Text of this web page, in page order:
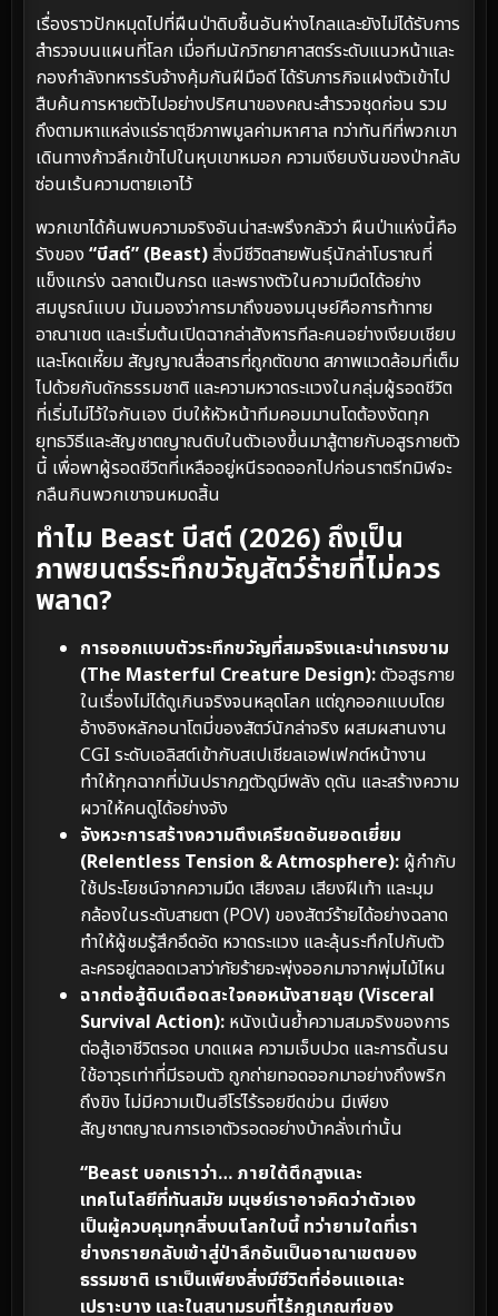
เรื่องราวปักหมุดไปที่ผืนป่าดิบชื้นอันห่างไกลและยังไม่ได้รับการ
สำรวจบนแผนที่โลก เมื่อทีมนักวิทยาศาสตร์ระดับแนวหน้าและ
กองกำลังทหารรับจ้างคุ้มกันฝีมือดี ได้รับภารกิจแฝงตัวเข้าไป
สืบค้นการหายตัวไปอย่างปริศนาของคณะสำรวจชุดก่อน รวม
ถึงตามหาแหล่งแร่ธาตุชีวภาพมูลค่ามหาศาล ทว่าทันทีที่พวกเขา
เดินทางก้าวลึกเข้าไปในหุบเขาหมอก ความเงียบงันของป่ากลับ
ซ่อนเร้นความตายเอาไว้
พวกเขาได้ค้นพบความจริงอันน่าสะพรึงกลัวว่า ผืนป่าแห่งนี้คือ
รังของ “บีสต์” (Beast)สิ่งมีชีวิตสายพันธุ์นักล่าโบราณที่
แข็งแกร่ง ฉลาดเป็นกรด และพรางตัวในความมืดได้อย่าง
สมบูรณ์แบบ มันมองว่าการมาถึงของมนุษย์คือการท้าทาย
อาณาเขต และเริ่มต้นเปิดฉากล่าสังหารทีละคนอย่างเงียบเชียบ
และโหดเหี้ยม สัญญาณสื่อสารที่ถูกตัดขาด สภาพแวดล้อมที่เต็ม
ไปด้วยกับดักธรรมชาติ และความหวาดระแวงในกลุ่มผู้รอดชีวิต
ที่เริ่มไม่ไว้ใจกันเอง บีบให้หัวหน้าทีมคอมมานโดต้องงัดทุก
ยุทธวิธีและสัญชาตญาณดิบในตัวเองขึ้นมาสู้ตายกับอสูรกายตัว
นี้ เพื่อพาผู้รอดชีวิตที่เหลืออยู่หนีรอดออกไปก่อนราตรีทมิฬจะ
กลืนกินพวกเขาจนหมดสิ้น
ทำไม Beast บีสต์ (2026) ถึงเป็น
ภาพยนตร์ระทึกขวัญสัตว์ร้ายที่ไม่ควร
พลาด?
การออกแบบตัวระทึกขวัญที่สมจริงและน่าเกรงขาม
(The Masterful Creature Design):ตัวอสูรกาย
ในเรื่องไม่ได้ดูเกินจริงจนหลุดโลก แต่ถูกออกแบบโดย
อ้างอิงหลักอนาโตมี่ของสัตว์นักล่าจริง ผสมผสานงาน
CGI ระดับเอลิสต์เข้ากับสเปเชียลเอฟเฟกต์หน้างาน
ทำให้ทุกฉากที่มันปรากฏตัวดูมีพลัง ดุดัน และสร้างความ
ผวาให้คนดูได้อย่างจัง
จังหวะการสร้างความตึงเครียดอันยอดเยี่ยม
(Relentless Tension & Atmosphere): ผู้กำกับ
ใช้ประโยชน์จากความมืด เสียงลม เสียงฝีเท้า และมุม
กล้องในระดับสายตา (POV) ของสัตว์ร้ายได้อย่างฉลาด
ทำให้ผู้ชมรู้สึกอึดอัด หวาดระแวง และลุ้นระทึกไปกับตัว
ละครอยู่ตลอดเวลาว่าภัยร้ายจะพุ่งออกมาจากพุ่มไม้ไหน
ฉากต่อสู้ดิบเดือดสะใจคอหนังสายลุย (Visceral
Survival Action): หนังเน้นย้ำความสมจริงของการ
ต่อสู้เอาชีวิตรอด บาดแผล ความเจ็บปวด และการดิ้นรน
ใช้อาวุธเท่าที่มีรอบตัว ถูกถ่ายทอดออกมาอย่างถึงพริก
ถึงขิง ไม่มีความเป็นฮีโร่ไร้รอยขีดข่วน มีเพียง
สัญชาตญาณการเอาตัวรอดอย่างบ้าคลั่งเท่านั้น
“Beast บอกเราว่า… ภายใต้ตึกสูงและ
เทคโนโลยีที่ทันสมัย มนุษย์เราอาจคิดว่าตัวเอง
เป็นผู้ควบคุมทุกสิ่งบนโลกใบนี้ ทว่ายามใดที่เรา
ย่างกรายกลับเข้าสู่ป่าลึกอันเป็นอาณาเขตของ
ธรรมชาติ เราเป็นเพียงสิ่งมีชีวิตที่อ่อนแอและ
เปราะบาง และในสนามรบที่ไร้กฎเกณฑ์ของ